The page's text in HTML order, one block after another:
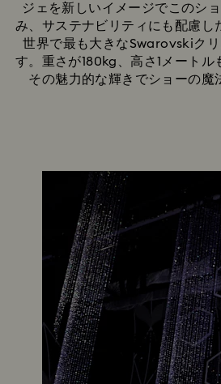
ジェを新しいイメージでこのシ
み、サステナビリティにも配慮し
世界で最も大きなSwarovskiク
す。重さが180kg、高さ1メートル
その魅力的な輝きでショーの魔